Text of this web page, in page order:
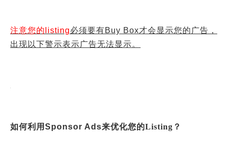
注意您的listing必须要有Buy Box才会显示您的广告，
出现以下警示表示广告无法显示。
如何利用Sponsor Ads来优化您的Listing？